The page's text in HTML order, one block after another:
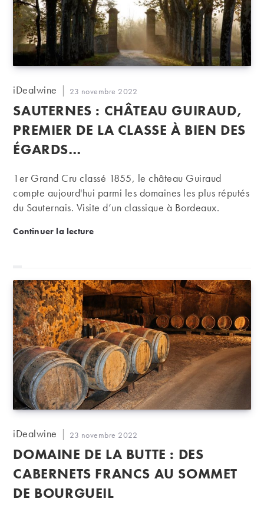
Auteur/autrice
la
publication :
iDealwine
Publication
publiée :
23 novembre 2022
SAUTERNES : CHÂTEAU GUIRAUD,
PREMIER DE LA CLASSE À BIEN DES
ÉGARDS…
1er Grand Cru classé 1855, le château Guiraud
compte aujourd'hui parmi les domaines les plus réputés
du Sauternais. Visite d’un classique à Bordeaux.
Continuer la lectureSauternes : Château Guiraud, premier de la
Auteur/autrice
la
publication :
iDealwine
Publication
publiée :
23 novembre 2022
DOMAINE DE LA BUTTE : DES
CABERNETS FRANCS AU SOMMET
DE BOURGUEIL